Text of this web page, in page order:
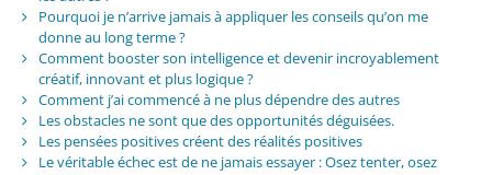
Pourquoi je n’arrive jamais à appliquer les conseils qu’on me
donne au long terme ?
Comment booster son intelligence et devenir incroyablement
créatif, innovant et plus logique ?
Comment j’ai commencé à ne plus dépendre des autres
Les obstacles ne sont que des opportunités déguisées.
Les pensées positives créent des réalités positives
Le véritable échec est de ne jamais essayer : Osez tenter, osez